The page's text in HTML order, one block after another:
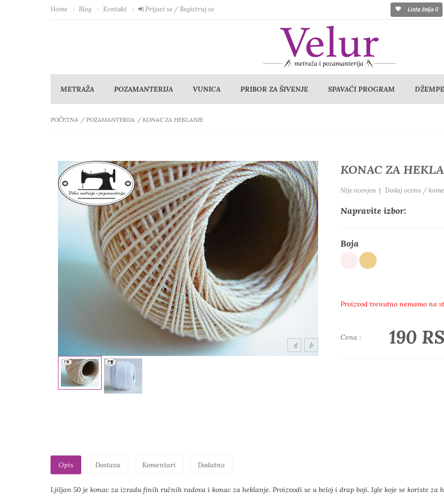
Home Blog Kontakt Prijavi se / Registruj se Lista želja 0
METRAŽA POZAMANTERIJA VUNICA PRIBOR ZA ŠIVENJE SPAVAĆI PROGRAM
POČETNA POZAMANTERIJA KONAC ZA HEKLANJE
KONAC ZA
Nije ocenjen | Dodaj ocenu /
Napravite izbor:
Boja
Proizvod trenutno nemamo na
Cena : 190
Opis Dostava Komentari Dodatno
Ljiljan 50 je konac za izradu finih ručnih radova i konac za heklanje. Proizvodi se u beloj i drap boji. Igle koje se koriste za